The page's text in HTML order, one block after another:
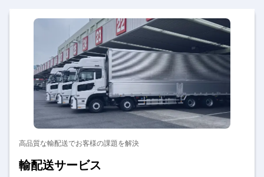
高品質な輸配送でお客様の課題を解決
輸配送サービス